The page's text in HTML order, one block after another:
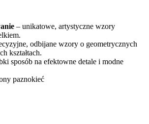
– unikatowe, artystyczne wzory
odbijane wzory o geometrycznych
kształtach.
sposób na efektowne detale i modne
paznokieć